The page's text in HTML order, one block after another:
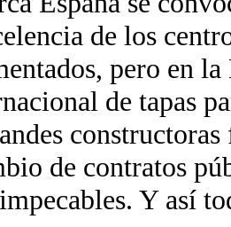
de los
pero en
de tapas
de contratos
Y así